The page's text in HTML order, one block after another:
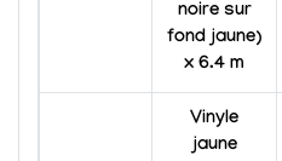
noire sur
fond jaune)
x 6.4 m
Vinyle
jaune